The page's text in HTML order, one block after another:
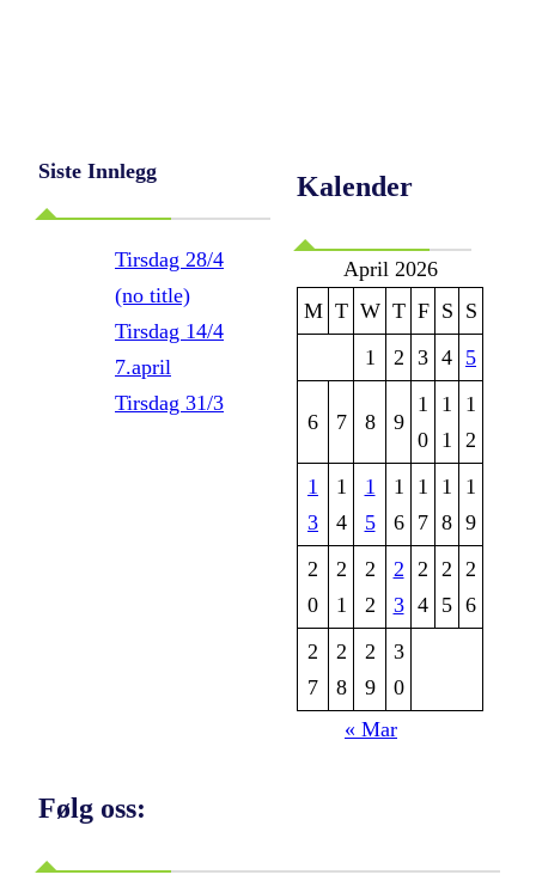
Siste Innlegg
Tirsdag 28/4
(no title)
Tirsdag 14/4
7.april
Tirsdag 31/3
Kalender
April 2026
M T W T F S S
1
2 3 4 5
6 7 8 9
1
0
1
1
1
2
1
3
1
4
1
5
1
6
1
7
1
8
1
9
2
0
2
1
2
2
2
3
2
4
2
5
2
6
2
7
2
8
2
9
3
0
« Mar
Følg oss: